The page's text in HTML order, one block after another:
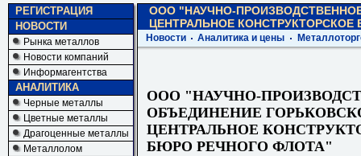
РЕГИСТРАЦИЯ
НОВОСТИ
Рынка металлов
Новости компаний
Информагентства
АНАЛИТИКА
Черные металлы
Цветные металлы
Драгоценные металлы
Металлолом
ООО "НАУЧНО-
ЦЕНТРАЛЬНОЕ
Новости Аналитика и цены
ООО "НАУЧНО-
ОБЪЕДИНЕНИЕ
ЦЕНТРАЛЬНОЕ
БЮРО РЕЧНОГО ФЛОТА"